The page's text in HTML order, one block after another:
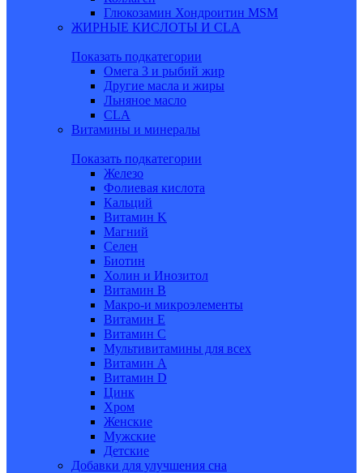
Глюкозамин Хондроитин MSM
ЖИРНЫЕ КИСЛОТЫ И CLA
Показать подкатегории
Омега 3 и рыбий жир
Другие масла и жиры
Льняное масло
CLA
Витамины и минералы
Показать подкатегории
Железо
Фолиевая кислота
Кальций
Витамин K
Магний
Селен
Биотин
Холин и Инозитол
Витамин B
Макро-и микроэлементы
Витамин Е
Витамин С
Мультивитамины для всех
Витамин A
Витамин D
Цинк
Хром
Женские
Мужские
Детские
Добавки для улучшения сна